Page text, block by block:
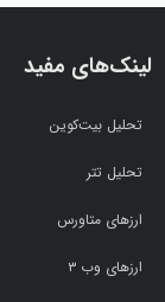
لینک‌های مفید
تحلیل بیت‌کوین
تحلیل تتر
ارزهای متاورس
ارزهای وب ۳